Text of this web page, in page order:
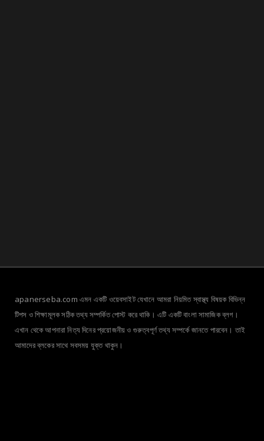
apanerseba.com এমন একটি ওয়েবসাইট যেখানে আমরা নিয়মিত স্বাস্থ্য বিষয়ক বিভিন্ন
টিপস ও শিক্ষামূলক সঠিক তথ্য সম্পর্কিত পোস্ট করে থাকি। এটি একটি বাংলা সামাজিক ব্লগ।
এখান থেকে আপনারা নিত্য দিনের প্রয়োজনীয় ও গুরুত্বপূর্ণ তথ্য সম্পর্কে জানতে পারবেন। তাই
আমাদের ব্লকের সাথে সবসময় যুক্ত থাকুন।